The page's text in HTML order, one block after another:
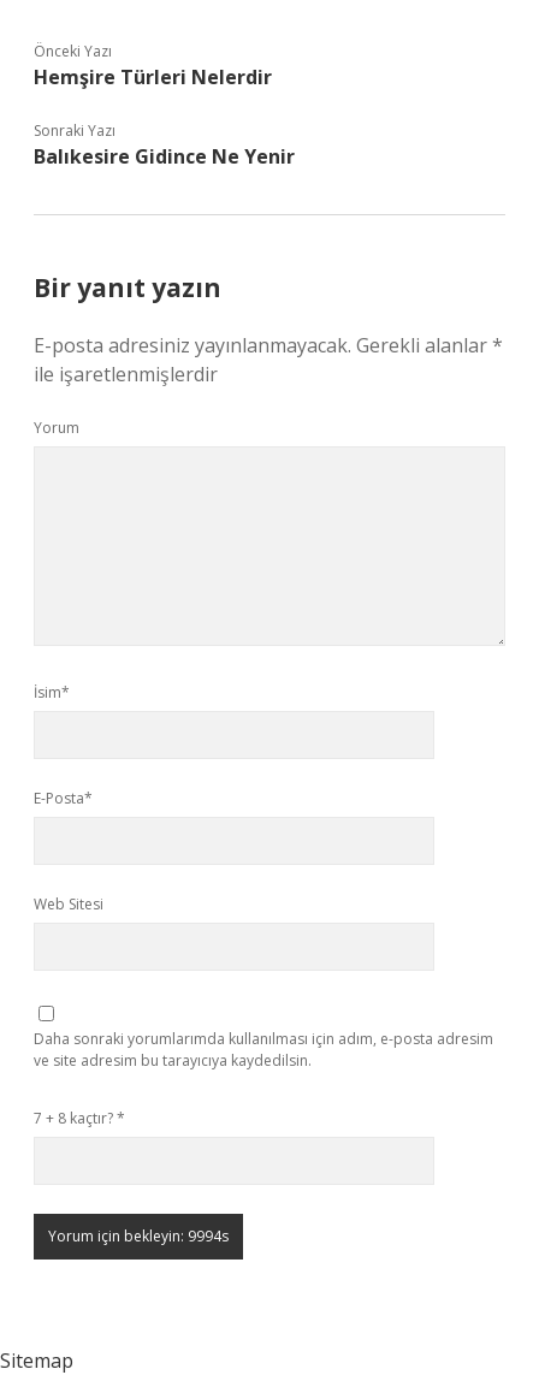
Önceki Yazı
Hemşire Türleri Nelerdir
Sonraki Yazı
Balıkesire Gidince Ne Yenir
Bir yanıt yazın
E-posta adresiniz yayınlanmayacak. Gerekli alanlar*
ile işaretlenmişlerdir
Yorum
İsim*
E-Posta*
Web Sitesi
Daha sonraki yorumlarımda kullanılması için adım, e-posta adresim
ve site adresim bu tarayıcıya kaydedilsin.
7 + 8 kaçtır?*
Sitemap